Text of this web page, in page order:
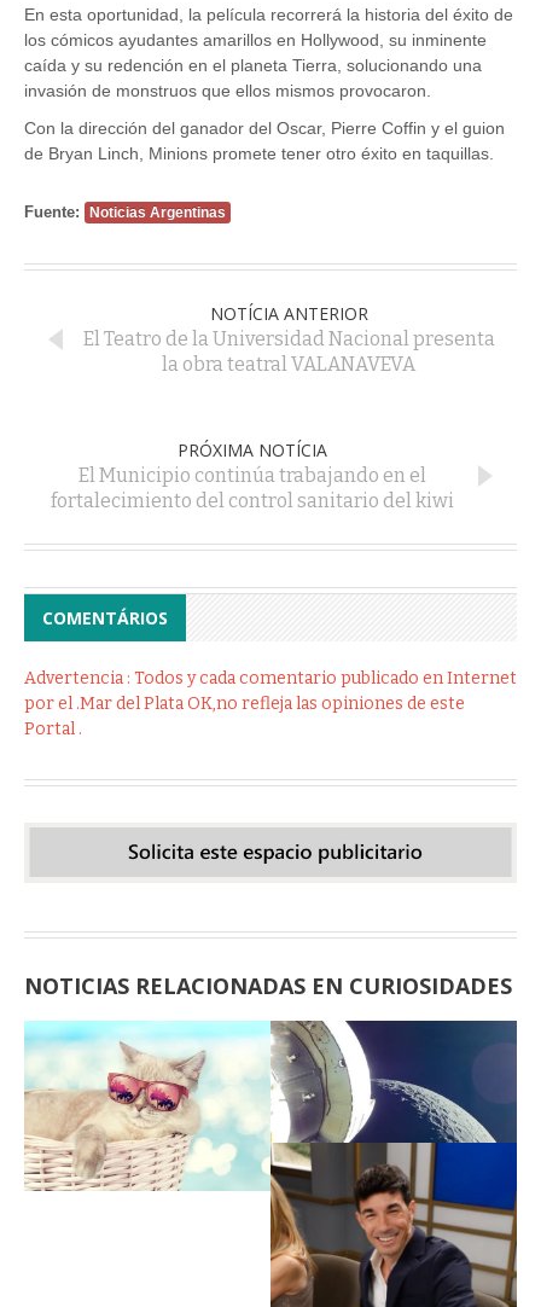
En esta oportunidad, la película recorrerá la historia del éxito de
los cómicos ayudantes amarillos en Hollywood, su inminente
caída y su redención en el planeta Tierra, solucionando una
invasión de monstruos que ellos mismos provocaron.
Con la dirección del ganador del Oscar, Pierre Coffin y el guion
de Bryan Linch, Minions promete tener otro éxito en taquillas.
Fuente: Noticias Argentinas
NOTÍCIA ANTERIOR
El Teatro de la Universidad Nacional presenta
la obra teatral VALANAVEVA
PRÓXIMA NOTÍCIA
El Municipio continúa trabajando en el
fortalecimiento del control sanitario del kiwi
COMENTÁRIOS
Advertencia : Todos y cada comentario publicado en Internet
por el .Mar del Plata OK,no refleja las opiniones de este
Portal .
NOTICIAS RELACIONADAS EN CURIOSIDADES